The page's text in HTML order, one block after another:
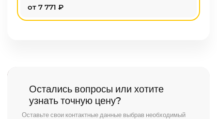
от 7 771 ₽
Остались вопросы или хотите
узнать точную цену?
Оставьте свои контактные данные выбрав необходимый